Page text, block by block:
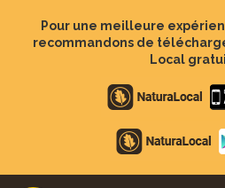
contenu
Pour une meilleure
recommandons de
Local
Apple
store
Play